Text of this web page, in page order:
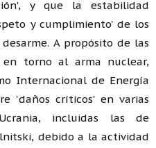
y que la estabilidad
y cumplimiento' de los
A propósito de las
en torno al arma nuclear,
Internacional de Energía
'daños críticos' en varias
incluidas las de
debido a la actividad